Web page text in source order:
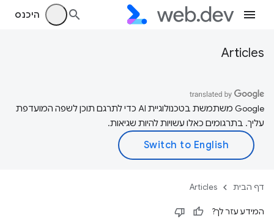
היכנס
Articles
‫Google משתמשת בטכנולוגיית AI כדי לתרגם תוכן לשפה המועדפת
עליך. בתרגומים כאלו עשויות להיות שגיאות.
דף הבית Articles
המידע עזר לך?